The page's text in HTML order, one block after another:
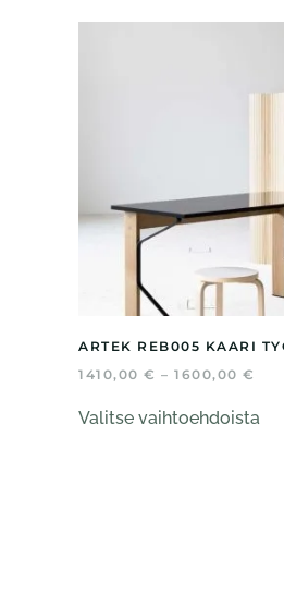
ARTEK REB005 KAARI
1410,00 € – 1600,00 €
Valitse vaihtoehdoista